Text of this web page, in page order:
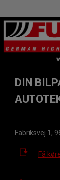
DIN
Fabriksvej 1,
Få